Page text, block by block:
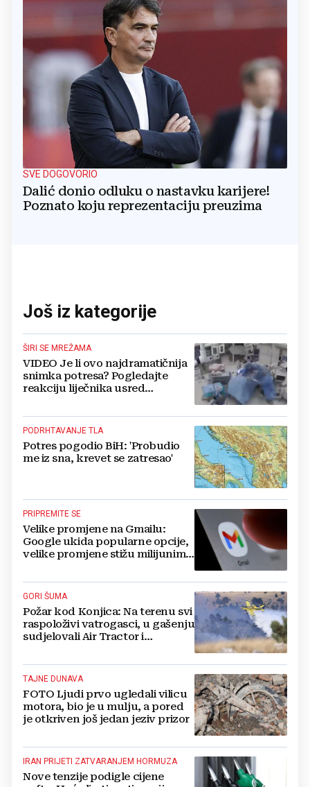
SVE DOGOVORIO
Dalić donio odluku o nastavku karijere!
Poznato koju reprezentaciju preuzima
Još iz kategorije
ŠIRI SE MREŽAMA
VIDEO Je li ovo najdramatičnija
snimka potresa? Pogledajte
reakciju liječnika usred
PODRHTAVANJE TLA
Potres pogodio BiH: 'Probudio
me iz sna, krevet se zatresao'
PRIPREMITE SE
Velike promjene na Gmailu:
Google ukida popularne opcije,
velike promjene stižu milijunima
GORI ŠUMA
Požar kod Konjica: Na terenu svi
raspoloživi vatrogasci, u gašenju
sudjelovali Air Tractor i
TAJNE DUNAVA
FOTO Ljudi prvo ugledali vilicu
motora, bio je u mulju, a pored
je otkriven još jedan jeziv prizor
IRAN PRIJETI ZATVARANJEM HORMUZA
Nove tenzije podigle cijene